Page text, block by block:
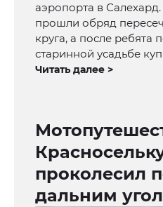
аэропорта в
прошли обряд
круга, а после ребята
старинной усадьбе
Читать далее >
проколесил
дальним